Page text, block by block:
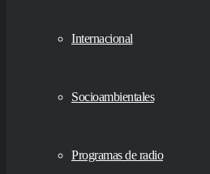
Internacional
Socioambientales
Programas de radio